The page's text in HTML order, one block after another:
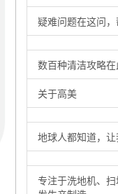
疑难问题在这问
数百种清洁攻略
关于高美
地球人都知道，
专注于洗地机、